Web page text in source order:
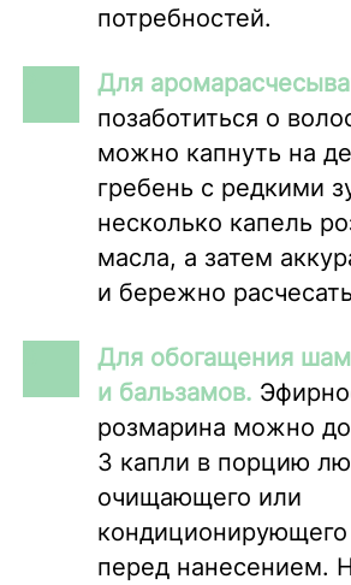
потребностей.
Для
позаботиться о
можно капнуть на
гребень с редкими
несколько капель
масла, а затем
и бережно
Для обогащения
и бальзамов.
розмарина можно
3 капли в порцию
очищающего или
кондиционирующего
перед нанесением.